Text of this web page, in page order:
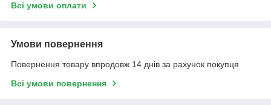
Всі умови оплати
Умови повернення
Повернення товару впродовж 14 днів за рахунок покупця
Всі умови повернення